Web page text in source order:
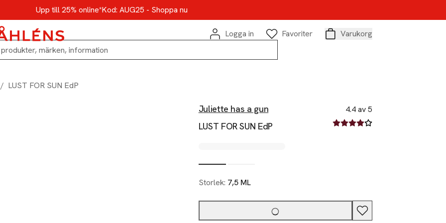
Upp till 25% online*Kod: AUG25 - Shoppa nu
Logga in
Favoriter
Varukorg
/ LUST FOR SUN EdP
Juliette has a gun
LUST FOR SUN EdP
4.4 av 5
4.4 av fem stjärnor
Storlek: 7,5 ML